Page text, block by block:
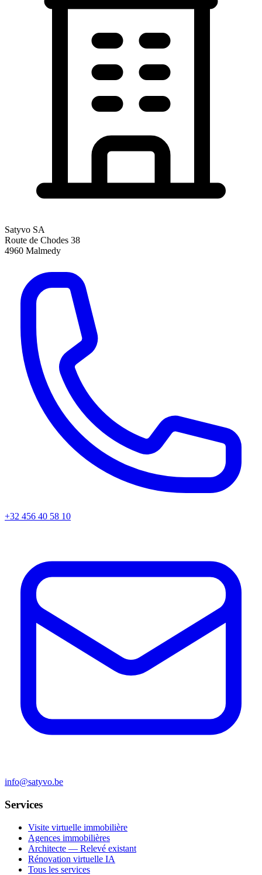
Satyvo SA
Route de Chodes 38
4960 Malmedy
+32 456 40 58 10
info@satyvo.be
Services
Visite virtuelle immobilière
Agences immobilières
Architecte — Relevé existant
Rénovation virtuelle IA
Tous les services